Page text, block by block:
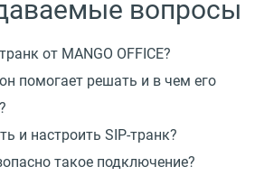
вопросы
от MANGO OFFICE?
помогает решать и в чем его
и настроить SIP-транк?
такое подключение?